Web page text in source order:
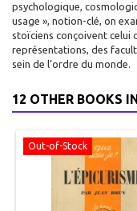
psychologique,
usage », notion-clé, on
stoïciens conçoivent celui
représentations, des
sein de l’ordre du monde.
12 OTHER BOOKS
Out-of-Stock